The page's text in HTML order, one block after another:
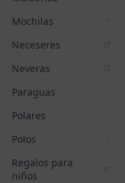
Mochilas
Neceseres
Neveras
Paraguas
Polares
Polos
Regalos para
niños